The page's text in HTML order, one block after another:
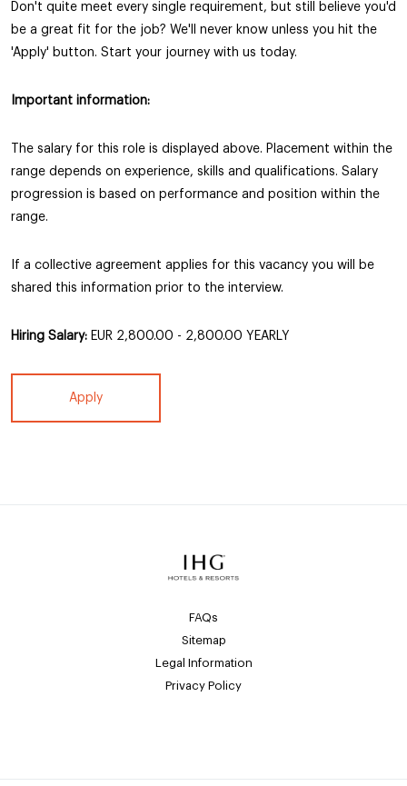
Don't quite meet every single requirement, but still believe you'd
be a great fit for the job? We'll never know unless you hit the
'Apply' button. Start your journey with us today.
Important information:
The salary for this role is displayed above. Placement within the
range depends on experience, skills and qualifications. Salary
progression is based on performance and position within the
range.
If a collective agreement applies for this vacancy you will be
shared this information prior to the interview.
Hiring Salary: EUR 2,800.00 - 2,800.00 YEARLY
Apply
FAQs
Sitemap
Legal Information
Privacy Policy